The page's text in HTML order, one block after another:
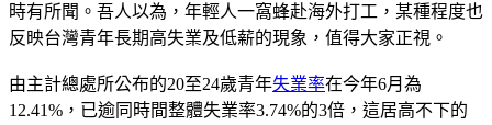
時有所聞。吾人以為，年輕人一窩蜂赴海外打工，某種程度也
反映台灣青年長期高失業及低薪的現象，值得大家正視。
由主計總處所公布的20至24歲青年失業率在今年6月為
12.41%，已逾同時間整體失業率3.74%的3倍，這居高不下的